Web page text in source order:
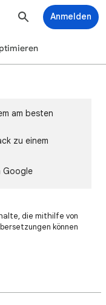
Anmelden
am besten
zu einem
Google
die mithilfe von
können